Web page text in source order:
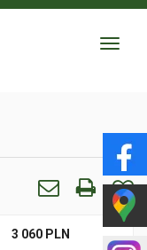
Toggle
3 060 PLN